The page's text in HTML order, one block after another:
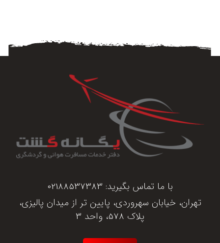
با ما تماس بگیرید: 02188537383
تهران، خیابان سهروردی، پایین تر از میدان پالیزی،
پلاک 578، واحد 3